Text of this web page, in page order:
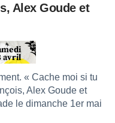
Alex Goude et
« Cache moi si tu
Alex Goude et
le dimanche 1er mai